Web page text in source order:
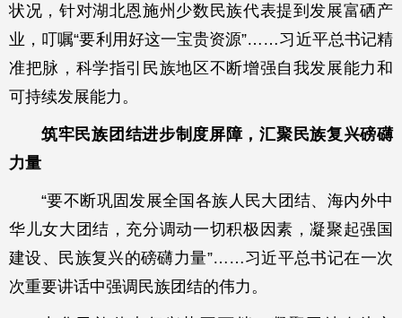
状况，针对湖北恩施州少数民族代表提到发展富硒产
业，叮嘱“要利用好这一宝贵资源”……习近平总书记精
准把脉，科学指引民族地区不断增强自我发展能力和
可持续发展能力。
筑牢民族团结进步制度屏障，汇聚民族复兴磅礴
力量
“要不断巩固发展全国各族人民大团结、海内外中
华儿女大团结，充分调动一切积极因素，凝聚起强国
建设、民族复兴的磅礴力量”……习近平总书记在一次
次重要讲话中强调民族团结的伟力。